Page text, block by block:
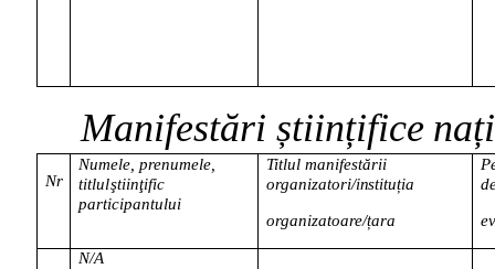
Manifestări științifice
Nr
Numele, prenumele,
titlulştiinţific
participantului
Titlul manifestării
organizatori/instituția
organizatoare/țara
N/A